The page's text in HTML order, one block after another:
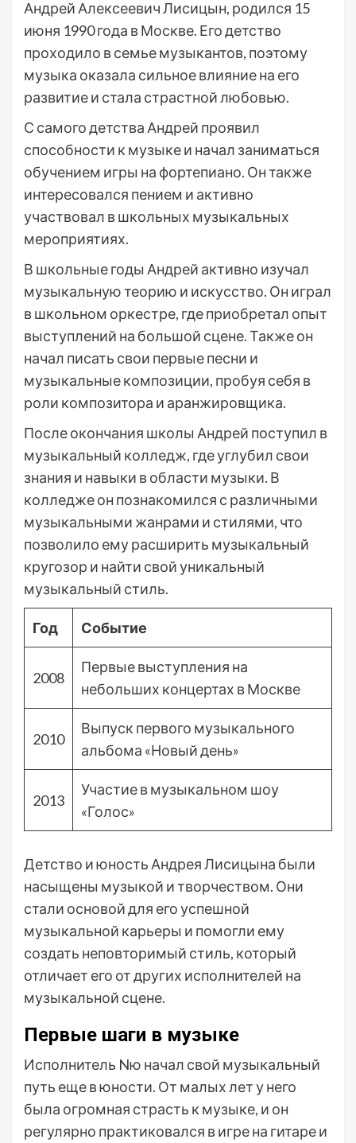
Андрей Алексеевич Лисицын, родился 15
июня 1990 года в Москве. Его детство
проходило в семье музыкантов, поэтому
музыка оказала сильное влияние на его
развитие и стала страстной любовью.
С самого детства Андрей проявил
способности к музыке и начал заниматься
обучением игры на фортепиано. Он также
интересовался пением и активно
участвовал в школьных музыкальных
мероприятиях.
В школьные годы Андрей активно изучал
музыкальную теорию и искусство. Он играл
в школьном оркестре, где приобретал опыт
выступлений на большой сцене. Также он
начал писать свои первые песни и
музыкальные композиции, пробуя себя в
роли композитора и аранжировщика.
После окончания школы Андрей поступил в
музыкальный колледж, где углубил свои
знания и навыки в области музыки. В
колледже он познакомился с различными
музыкальными жанрами и стилями, что
позволило ему расширить музыкальный
кругозор и найти свой уникальный
музыкальный стиль.
Год Событие
2008
Первые выступления на
небольших концертах в Москве
2010
Выпуск первого музыкального
альбома «Новый день»
2013
Участие в музыкальном шоу
«Голос»
Детство и юность Андрея Лисицына были
насыщены музыкой и творчеством. Они
стали основой для его успешной
музыкальной карьеры и помогли ему
создать неповторимый стиль, который
отличает его от других исполнителей на
музыкальной сцене.
Первые шаги в музыке
Исполнитель Nю начал свой музыкальный
путь еще в юности. От малых лет у него
была огромная страсть к музыке, и он
регулярно практиковался в игре на гитаре и